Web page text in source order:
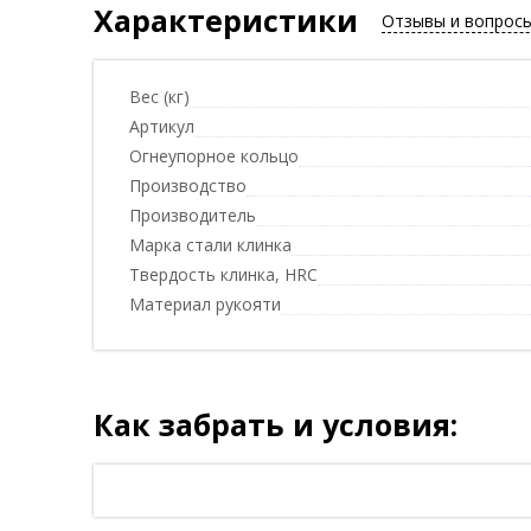
Характеристики Отзывы и
Вес (кг)
Артикул
Огнеупорное кольцо
Производство
Производитель
Марка стали клинка
Твердость клинка, HRC
Материал рукояти
Как забрать и условия: